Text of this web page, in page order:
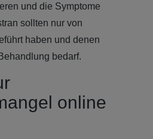
und die Symptome
sollten nur von
haben und denen
bedarf.
online